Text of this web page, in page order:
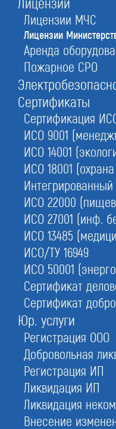
Лицензии МЧС
Лицензии
Аренда
Пожарное СРО
Сертификаты
Сертификация
ИСО 9001
ИСО 14001
ИСО 18001
ИСО 22000
ИСО 27001 (инф.
ИСО 13485
ИСО/ТУ 16949
ИСО 50001
Сертификат
Сертификат
Юр. услуги
Регистрация ООО
Добровольная
Регистрация ИП
Ликвидация ИП
Ликвидация
Внесение
Оставьте заявку
Получить лицензию
При отправке данной формы вы
персональных данных.
1.Гарантия по
или возврат средств
3.Подготовим
пакет документов
2. Поможем
пройти аттестацию
4.Предоставим
персонал
С этой услугой часто
Лицензии МЧС
Аренда оборудования МЧС
Пожарное СРО